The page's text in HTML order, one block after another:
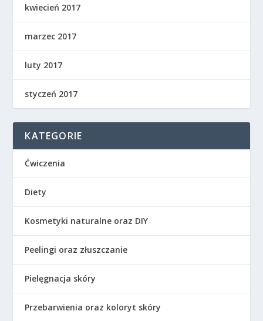
kwiecień 2017
marzec 2017
luty 2017
styczeń 2017
KATEGORIE
Ćwiczenia
Diety
Kosmetyki naturalne oraz DIY
Peelingi oraz złuszczanie
Pielęgnacja skóry
Przebarwienia oraz koloryt skóry